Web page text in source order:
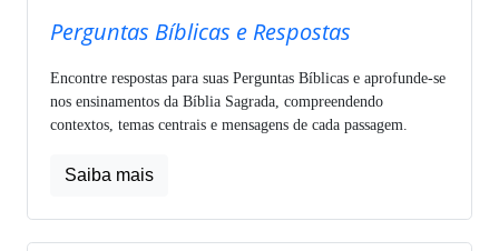
Perguntas Bíblicas e Respostas
Encontre respostas para suas Perguntas Bíblicas e aprofunde-se
nos ensinamentos da Bíblia Sagrada, compreendendo
contextos, temas centrais e mensagens de cada passagem.
Saiba mais